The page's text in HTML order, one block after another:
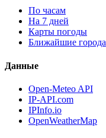
По часам
На 7 дней
Карты погоды
Ближайшие города
Данные
Open-Meteo API
IP-API.com
IPInfo.io
OpenWeatherMap